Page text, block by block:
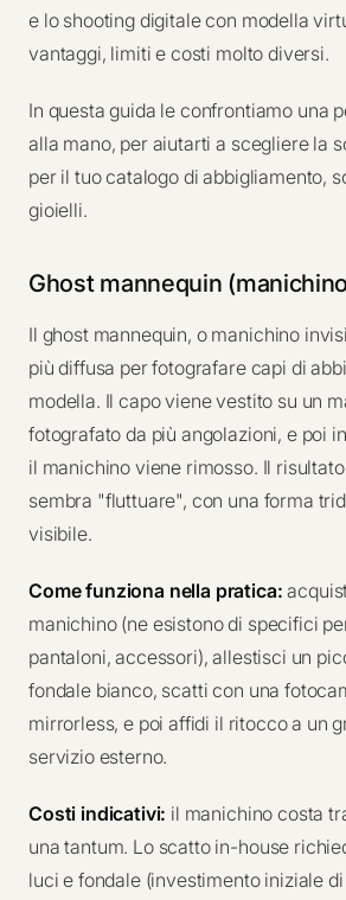
e lo shooting digitale con modella
vantaggi, limiti e costi molto diversi.
In questa guida le confrontiamo una
alla mano, per aiutarti a scegliere la
per il tuo catalogo di abbigliamento,
gioielli.
Ghost mannequin
Il ghost mannequin, o manichino
più diffusa per fotografare capi di
modella. Il capo viene vestito su un
fotografato da più angolazioni, e poi
il manichino viene rimosso. Il
sembra "fluttuare", con una forma
visibile.
Come funziona nella pratica:
manichino (ne esistono di specifici
pantaloni, accessori), allestisci un
fondale bianco, scatti con una
mirrorless, e poi affidi il ritocco a un
servizio esterno.
Costi indicativi: il manichino costa
una tantum. Lo scatto in-house
luci e fondale (investimento iniziale